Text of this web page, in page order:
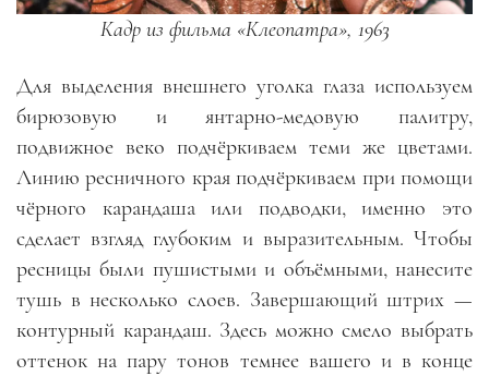
Кадр из фильма «Клеопатра», 1963
Для выделения внешнего уголка глаза используем
бирюзовую и янтарно-медовую палитру,
подвижное веко подчёркиваем теми же цветами.
Линию ресничного края подчёркиваем при помощи
чёрного карандаша или подводки, именно это
сделает взгляд глубоким и выразительным. Чтобы
ресницы были пушистыми и объёмными, нанесите
тушь в несколько слоев. Завершающий штрих —
контурный карандаш. Здесь можно смело выбрать
оттенок на пару тонов темнее вашего и в конце